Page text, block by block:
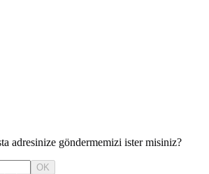
adresinize göndermemizi ister misiniz?
OK